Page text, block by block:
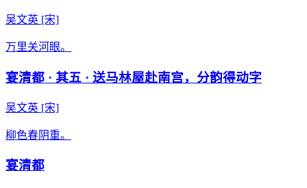
吴文英 [宋]
万里关河眼。
宴清都 · 其五 · 送马林屋赴南宫，分韵得动字
吴文英 [宋]
柳色春阴重。
宴清都